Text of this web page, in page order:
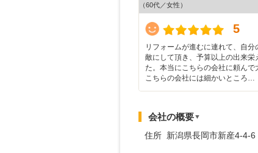
（60代／女性）
5
リフォームが進むに連れて、自分
敵にして頂き、予算以上の出来栄
た。本当にこちらの会社に頼んで
こちらの会社には細かいところ…
会社の概要▼
住所 新潟県長岡市新産4-4-6